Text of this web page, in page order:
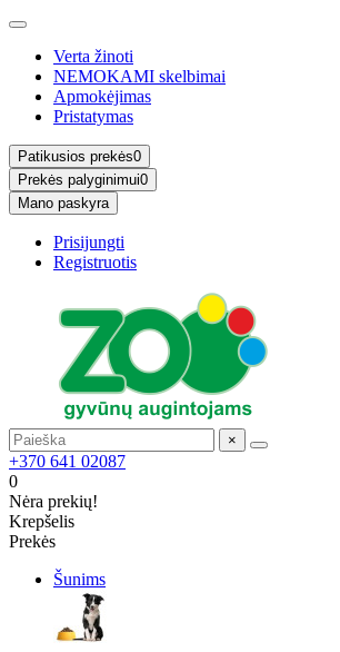
Verta žinoti
NEMOKAMI skelbimai
Apmokėjimas
Pristatymas
Patikusios prekės0
Prekės palyginimui0
Mano paskyra
Prisijungti
Registruotis
×
+370 641 02087
0
Nėra prekių!
Krepšelis
Prekės
Šunims